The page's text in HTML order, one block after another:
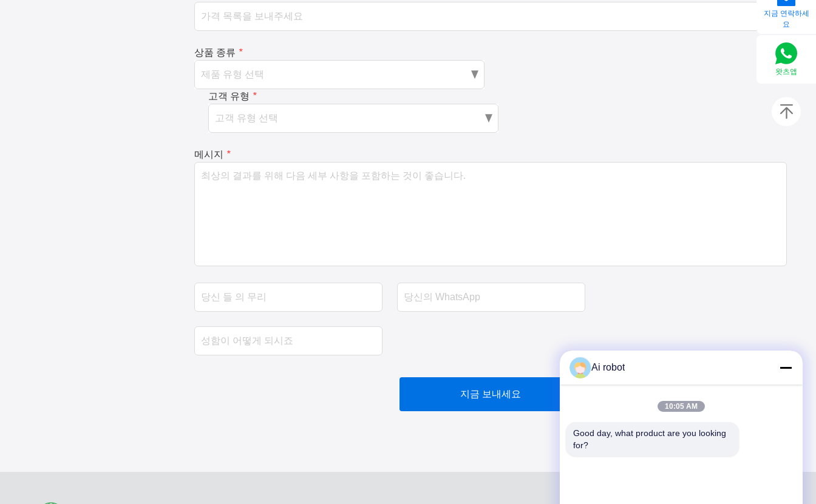
상품 종류 *
고객 유형 *
메시지 *
지금 보내세요
지금 연락하세
요
왓츠앱
Ai robot
10:05 AM
Good day, what product are you looking
for?